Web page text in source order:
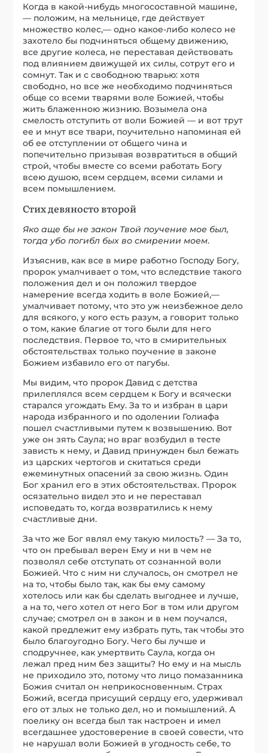
Когда в какой-нибудь многосоставной машине,
— положим, на мельнице, где действует
множество колес,— одно какое-либо колесо не
захотело бы подчиняться общему движению,
все другие колеса, не переставая действовать
под влиянием движущей их силы, сотрут его и
сомнут. Так и с свободною тварью: хотя
свободно, но все же необходимо подчиняться
обще со всеми тварями воле Божией, чтобы
жить блаженною жизнию. Возымела она
смелость отступить от воли Божией — и вот трут
ее и мнут все твари, поучительно напоминая ей
об ее отступлении от общего чина и
попечительно призывая возвратиться в общий
строй, чтобы вместе со всеми работать Богу
всею душою, всем сердцем, всеми силами и
всем помышлением.
Стих девяносто второй
Яко аще бы не закон Твой поучение мое был,
тогда убо погибл бых во смирении моем.
Изъяснив, как все в мире работно Господу Богу,
пророк умалчивает о том, что вследствие такого
положения дел и он положил твердое
намерение всегда ходить в воле Божией,—
умалчивает потому, что это уж неизбежное дело
для всякого, у кого есть разум, а говорит только
о том, какие благие от того были для него
последствия. Первое то, что в смирительных
обстоятельствах только поучение в законе
Божием избавило его от пагубы.
Мы видим, что пророк Давид с детства
прилеплялся всем сердцем к Богу и всячески
старался угождать Ему. За то и избран в цари
народа избранного и по одолении Голиафа
пошел счастливыми путем к возвышению. Вот
уже он зять Саула; но враг возбудил в тесте
зависть к нему, и Давид принужден был бежать
из царских чертогов и скитаться среди
ежеминутных опасений за свою жизнь. Один
Бог хранил его в этих обстоятельствах. Пророк
осязательно видел это и не переставал
исповедать то, когда возвратились к нему
счастливые дни.
За что же Бог являл ему такую милость? — За то,
что он пребывал верен Ему и ни в чем не
позволял себе отступать от сознанной воли
Божией. Что с ним ни случалось, он смотрел не
на то, чтобы было так, как бы ему самому
хотелось или как бы сделать выгоднее и лучше,
а на то, чего хотел от него Бог в том или другом
случае; смотрел он в закон и в нем поучался,
какой предлежит ему избрать путь, так чтобы это
было благоугодно Богу. Чего бы лучше и
сподручнее, как умертвить Саула, когда он
лежал пред ним без защиты? Но ему и на мысль
не приходило это, потому что лицо помазанника
Божия считал он неприкосновенным. Страх
Божий, всегда присущий сердцу его, удерживал
его от злых не только дел, но и помышлений. А
поелику он всегда был так настроен и имел
всегдашнее удостоверение в своей совести, что
не нарушал воли Божией в угодность себе, то